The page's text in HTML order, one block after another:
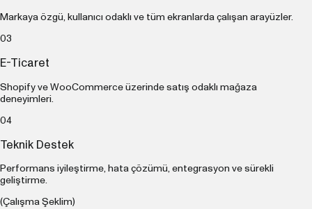
Markaya özgü, kullanıcı odaklı ve tüm ekranlarda çalışan arayüzler.
03
E-Ticaret
Shopify ve WooCommerce üzerinde satış odaklı mağaza
deneyimleri.
04
Teknik Destek
Performans iyileştirme, hata çözümü, entegrasyon ve sürekli
geliştirme.
(Çalışma Şeklim)